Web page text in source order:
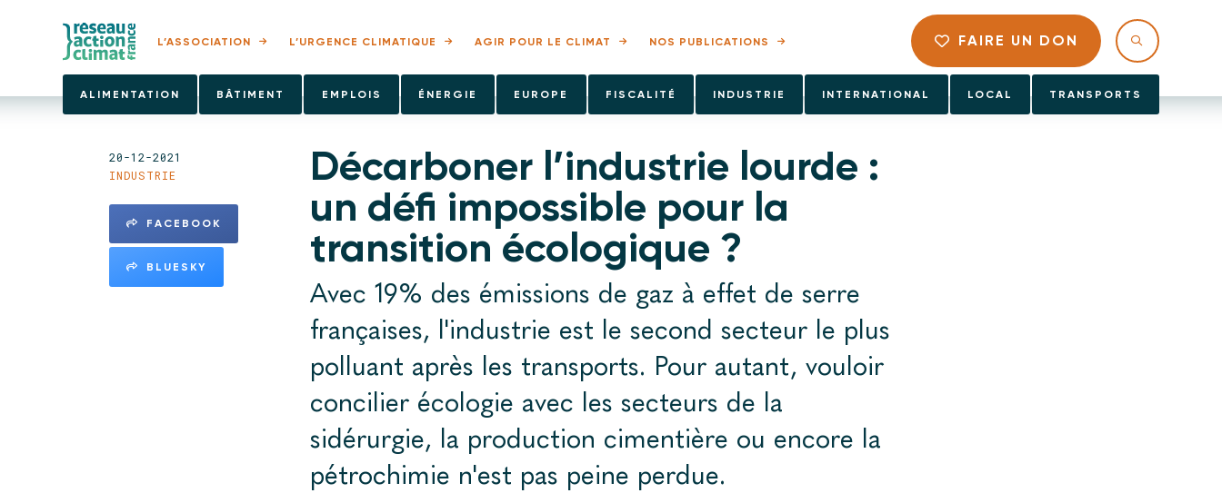
L’ASSOCIATION L’URGENCE CLIMATIQUE AGIR POUR LE CLIMAT NOS PUBLICATIONS FAIRE UN DON
ALIMENTATION BÂTIMENT EMPLOIS ÉNERGIE EUROPE FISCALITÉ INDUSTRIE INTERNATIONAL LOCAL TRANSPORTS
20-12-2021
INDUSTRIE
FACEBOOK
BLUESKY
Décarboner l’industrie lourde :
un défi impossible pour la
transition écologique ?
Avec 19% des émissions de gaz à effet de serre
françaises, l'industrie est le second secteur le plus
polluant après les transports. Pour autant, vouloir
concilier écologie avec les secteurs de la
sidérurgie, la production cimentière ou encore la
pétrochimie n'est pas peine perdue.